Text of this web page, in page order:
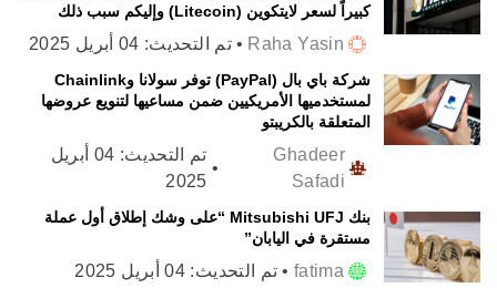
كبيراً لسعر لايتكوين (Litecoin) وإليكم سبب ذلك
Raha Yasin
• تم التحديث: 04 أبريل 2025
شركة باي بال (PayPal) توفر سولانا وChainlink
لمستخدميها الأمريكيين ضمن مساعيها لتنويع عروضها
المتعلقة بالكريبتو
Ghadeer
Safadi
•
تم التحديث:
04 أبريل
2025
بنك Mitsubishi UFJ “على وشك إطلاق أول عملة
مستقرة في اليابان”
fatima
• تم التحديث: 04 أبريل 2025